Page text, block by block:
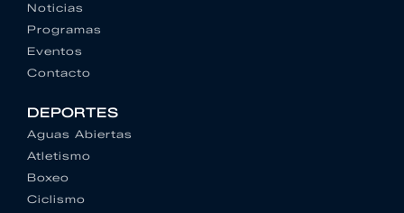
Noticias
Programas
Eventos
Contacto
DEPORTES
Aguas Abiertas
Atletismo
Boxeo
Ciclismo